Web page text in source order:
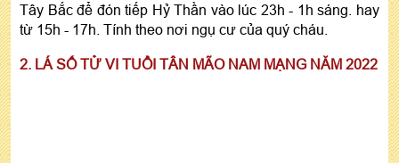
Tây Bắc để đón tiếp Hỷ Thần vào lúc 23h - 1h sáng. hay
từ 15h - 17h. Tính theo nơi ngụ cư của quý cháu.
2. LÁ SỐ TỬ VI TUỔI TÂN MÃO NAM MẠNG NĂM 2022